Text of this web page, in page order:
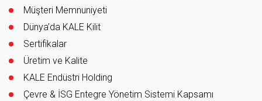
Müşteri Memnuniyeti
Dünya’da KALE Kilit
Sertifikalar
Üretim ve Kalite
KALE Endüstri Holding
Çevre & İSG Entegre Yönetim Sistemi Kapsamı